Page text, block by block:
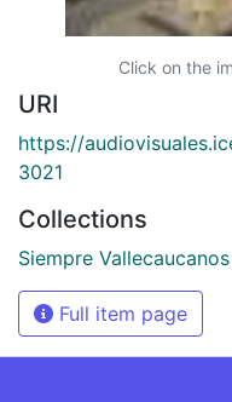
Click on the
URI
https://
3021
Collections
Siempre Vallecaucanos
Full item page